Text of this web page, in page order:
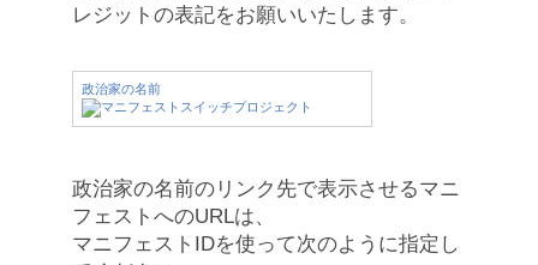
レジットの表記をお願いいたします。
政治家の名前
政治家の名前のリンク先で表示させるマニ
フェストへのURLは、
マニフェストIDを使って次のように指定し